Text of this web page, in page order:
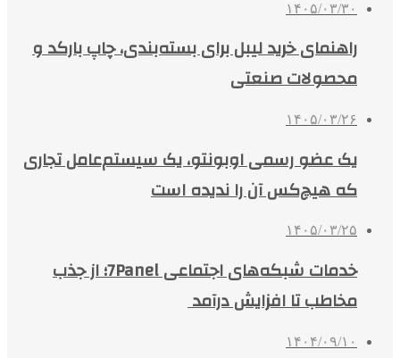
۱۴۰۵/۰۳/۳۰
راهنمای خرید لیبل برای بسته‌بندی، چاپ بارکد و
محصولات صنعتی
۱۴۰۵/۰۳/۲۶
یک عضو رسمی اوبونتو، یک سیستم‌عامل تجاری
که هیچ‌کس آن را ندیده است
۱۴۰۵/۰۳/۲۵
خدمات شبکه‌های اجتماعی 7Panel؛ از جذب
مخاطب تا افزایش درآمد
۱۴۰۴/۰۹/۱۰